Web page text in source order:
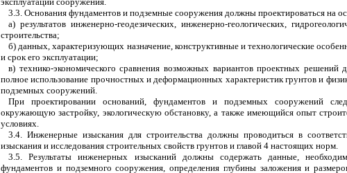
3.3. Основания фундаментов и подземные сооружения должны проектироваться на
а) результатов инженерно-геодезических, инженерно-геологических,
строительства;
б) данных, характеризующих назначение, конструктивные и технологические
и срок его эксплуатации;
в) технико-экономического сравнения возможных вариантов проектных решений
полное использование прочностных и деформационных характеристик грунтов и
подземных сооружений.
При проектировании оснований, фундаментов и подземных сооружений
окружающую застройку, экологическую обстановку, а также имеющийся опыт
условиях.
3.4. Инженерные изыскания для строительства должны проводиться в
изыскания и исследования строительных свойств грунтов и главой 4 настоящих норм.
3.5. Результаты инженерных изысканий должны содержать данные,
фундаментов и подземного сооружения, определения глубины заложения и